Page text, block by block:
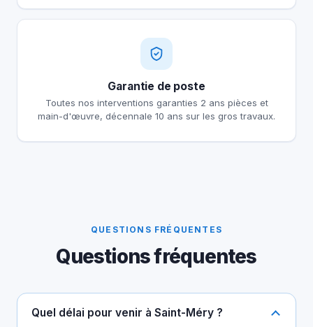
Garantie de poste
Toutes nos interventions garanties 2 ans pièces et
main-d'œuvre, décennale 10 ans sur les gros travaux.
QUESTIONS FRÉQUENTES
Questions fréquentes
Quel délai pour venir à Saint-Méry ?